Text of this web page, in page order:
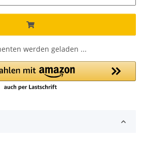
werden geladen ...